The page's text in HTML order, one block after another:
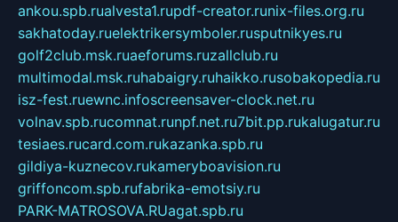
ankou.spb.rualvesta1.rupdf-creator.runix-files.org.ru
sakhatoday.ruelektrikersymboler.rusputnikyes.ru
golf2club.msk.ruaeforums.ruzallclub.ru
multimodal.msk.ruhabaigry.ruhaikko.rusobakopedia.ru
isz-fest.ruewnc.infoscreensaver-clock.net.ru
volnav.spb.rucomnat.runpf.net.ru7bit.pp.rukalugatur.ru
tesiaes.rucard.com.rukazanka.spb.ru
gildiya-kuznecov.rukameryboavision.ru
griffoncom.spb.rufabrika-emotsiy.ru
PARK-MATROSOVA.RUagat.spb.ru